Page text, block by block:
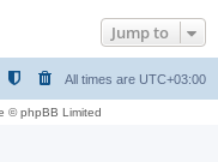
Jump to
All times are UTC+03:00
© phpBB Limited